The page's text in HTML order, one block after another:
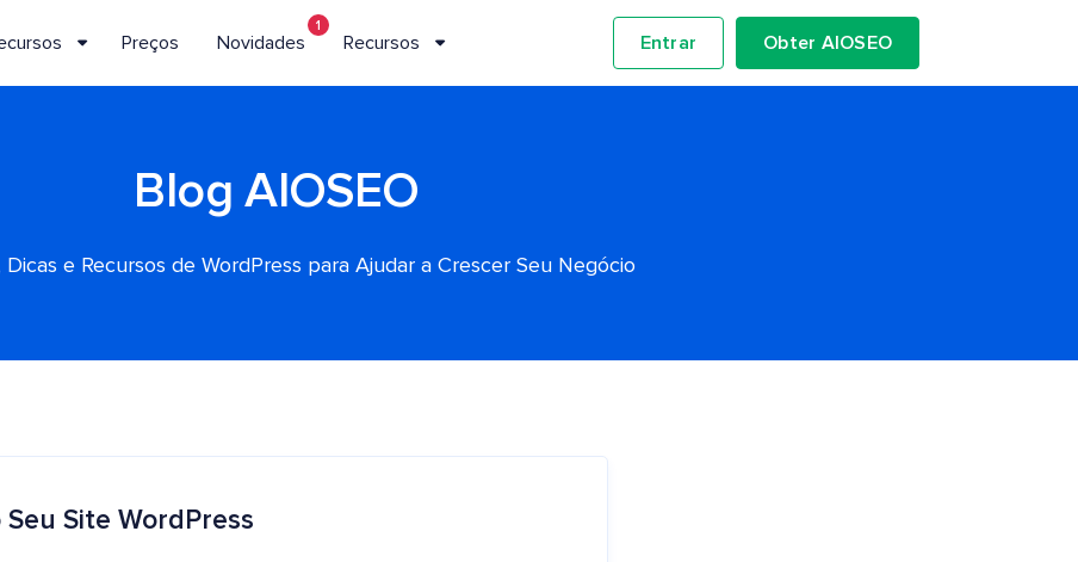
Preços Novidades
1
Recursos Entrar Obter AIOSEO
Blog AIOSEO
Dicas e Recursos de WordPress para Ajudar a Crescer Seu Negócio
Site WordPress